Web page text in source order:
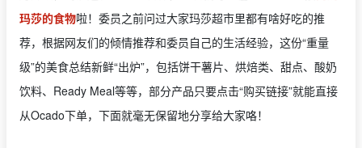
玛莎的食物啦！委员之前问过大家玛莎超市里都有啥好吃的推
荐，根据网友们的倾情推荐和委员自己的生活经验，这份“重量
级”的美食总结新鲜“出炉”，包括饼干薯片、烘焙类、甜点、酸奶
饮料、Ready Meal等等，部分产品只要点击“购买链接”就能直接
从Ocado下单，下面就毫无保留地分享给大家咯！